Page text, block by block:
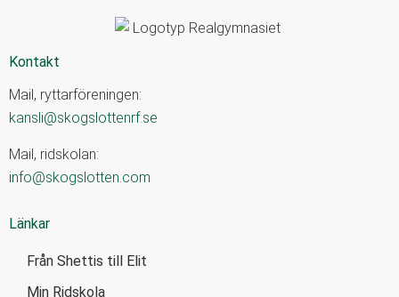
Kontakt
Mail, ryttarföreningen:
kansli@skogslottenrf.se
Mail, ridskolan:
info@skogslotten.com
Länkar
Från Shettis till Elit
Min Ridskola